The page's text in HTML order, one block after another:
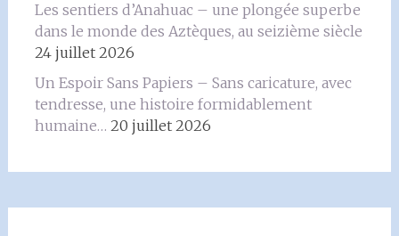
Les sentiers d’Anahuac – une plongée superbe
dans le monde des Aztèques, au seizième siècle
24 juillet 2026
Un Espoir Sans Papiers – Sans caricature, avec
tendresse, une histoire formidablement
humaine… 20 juillet 2026